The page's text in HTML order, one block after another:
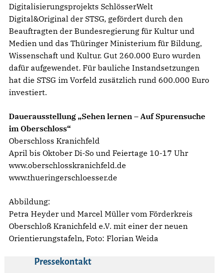
Digitalisierungsprojekts SchlösserWelt
Digital&Original der STSG, gefördert durch den
Beauftragten der Bundesregierung für Kultur und
Medien und das Thüringer Ministerium für Bildung,
Wissenschaft und Kultur. Gut 260.000 Euro wurden
dafür aufgewendet. Für bauliche Instandsetzungen
hat die STSG im Vorfeld zusätzlich rund 600.000 Euro
investiert.
Dauerausstellung „Sehen lernen – Auf Spurensuche
im Oberschloss“
Oberschloss Kranichfeld
April bis Oktober Di-So und Feiertage 10-17 Uhr
www.oberschlosskranichfeld.de
www.thueringerschloesser.de
Abbildung:
Petra Heyder und Marcel Müller vom Förderkreis
Oberschloß Kranichfeld e.V. mit einer der neuen
Orientierungstafeln, Foto: Florian Weida
Pressekontakt